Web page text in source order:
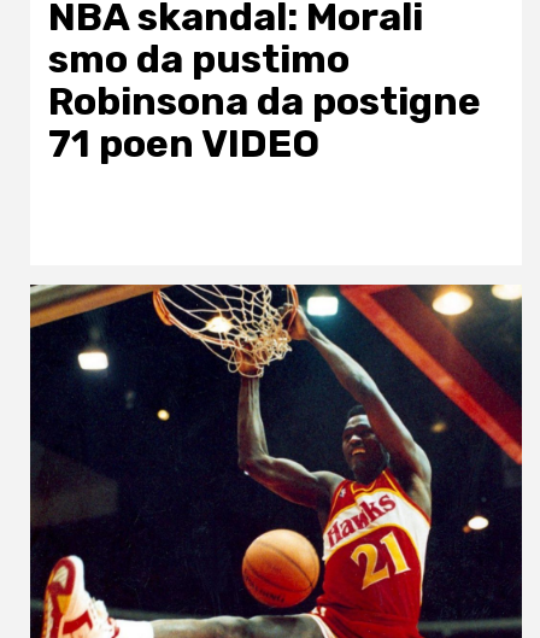
NBA skandal: Morali
smo da pustimo
Robinsona da postigne
71 poen VIDEO